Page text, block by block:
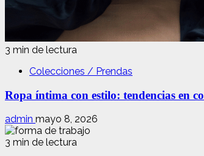
3 min de lectura
Colecciones / Prendas
Ropa íntima con estilo: tendencias en
admin mayo 8, 2026
3 min de lectura